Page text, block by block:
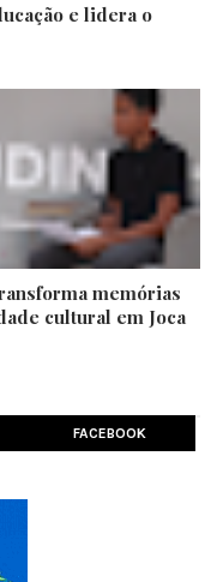
e lidera o
memórias
cultural em Joca
FACEBOOK